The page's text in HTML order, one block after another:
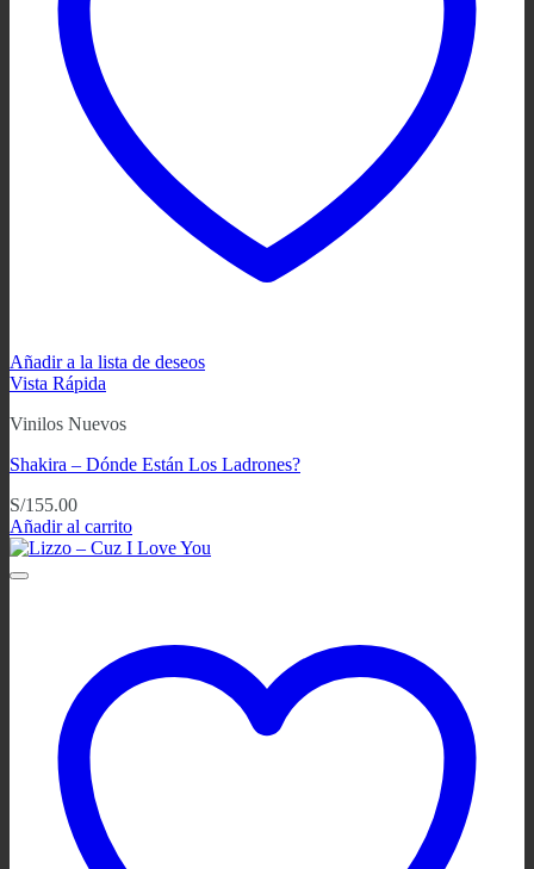
Añadir a la lista de deseos
Vista Rápida
Vinilos Nuevos
Shakira – Dónde Están Los Ladrones?
S/155.00
Añadir al carrito